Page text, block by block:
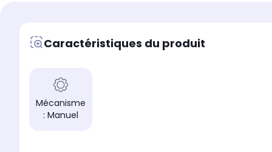
Hauteur (en cm)
68,0 cm
54,0 cm
Hauteur (en cm)
Caractéristiques du produit
Mécanisme
: Manuel